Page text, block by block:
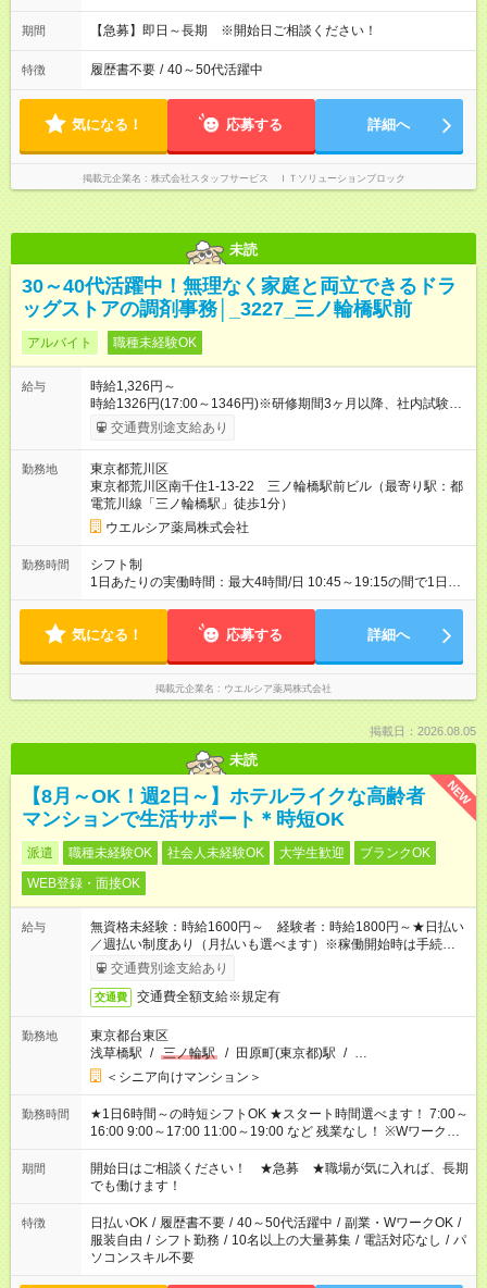
期間 【急募】即日～長期 ※開始日ご相談ください！
特徴 履歴書不要 / 40～50代活躍中
気になる！ 応募する 詳細へ
掲載元企業名 株式会社スタッフサービス ＩＴソリューションブロック
未読
30～40代活躍中！無理なく家庭と両立できるドラ
ッグストアの調剤事務│_3227_三ノ輪橋駅前
アルバイト 職種未経験OK
給与
時給1,326円～
時給1326円(17:00～1346円)※研修期間3ヶ月以降、社内試験に
よる更新判定あり 社内試験合格後、時給＋50～100円の昇給あ
り （大学生は＋20円） 試用期間あり：入社日から3ヶ月間／本
間の長さ：3ヶ月 雇用形態、給与は本採用時と同じです。
交通費別途支給あり
勤務地
東京都荒川区
東京都荒川区南千住1-13-22 三ノ輪橋駅前ビル（最寄り駅：都
電荒川線「三ノ輪橋駅」徒歩1分）
ウエルシア薬局株式会社
勤務時間
シフト制
1日あたりの実働時間：最大4時間/日 10:45～19:15の間で1日4
時間の勤務 ☆週2～5日の勤務 ※勤務曜日応相談 ☆未経験・無資
気になる！ 応募する 詳細へ
掲載元企業名 ウエルシア薬局株式会社
掲載日：2026.08.05
未読
NEW
【8月～OK！週2日～】ホテルライクな高齢者
マンションで生活サポート＊時短OK
派遣 職種未経験OK 社会人未経験OK 大学生歓迎
ブランクOK
WEB登録・面接OK
給与
無資格未経験：時給1600円～ 経験者：時給1800円～★日払い
／週払い制度あり（月払いも選べます）※稼働開始時は手続き完
了次第のお支払いとなります。
交通費別途支給あり
交通費 交通費全額支給※規定有
勤務地
東京都台東区
浅草橋駅 / 三ノ輪駅 / 田原町(東京都)駅 / …
＜シニア向けマンション＞
勤務時間
★1日6時間～の時短シフトOK ★スタート時間選べます！ 7:00～
16:00 9:00～17:00 11:00～19:00 など 残業なし！ ※Wワークの
場合、他のお仕事と合わせ週40時間超の就業はご案内できませ
ん ※法令に基づき、週20時間以上勤務は社会保険への加入対象
となります ※労働者派遣法（日雇い派遣の原則禁止）により、
短時間・短期間の就業はご案内が難しい場合があります
期間
開始日はご相談ください！ ★急募 ★職場が気に入れば、長期
でも働けます！
特徴 日払いOK / 履歴書不要 / 40～50代活躍中 / 副業・WワークOK /
服装自由 / シフト勤務 / 10名以上の大量募集 / 電話対応なし / パ
ソコンスキル不要